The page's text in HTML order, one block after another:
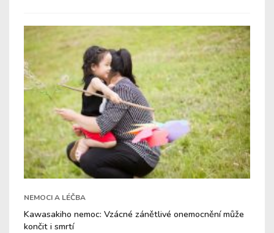
NEMOCI A LÉČBA
Kawasakiho nemoc: Vzácné zánětlivé onemocnění může
končit i smrtí